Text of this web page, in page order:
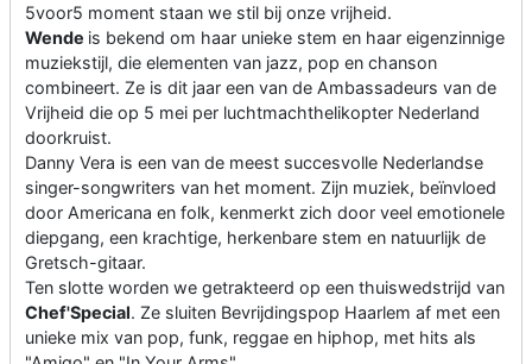
5voor5 moment staan we stil bij onze vrijheid.
Wende is bekend om haar unieke stem en haar eigenzinnige
muziekstijl, die elementen van jazz, pop en chanson
combineert. Ze is dit jaar een van de Ambassadeurs van de
Vrijheid die op 5 mei per luchtmachthelikopter Nederland
doorkruist.
Danny Vera is een van de meest succesvolle Nederlandse
singer-songwriters van het moment. Zijn muziek, beïnvloed
door Americana en folk, kenmerkt zich door veel emotionele
diepgang, een krachtige, herkenbare stem en natuurlijk de
Gretsch-gitaar.
Ten slotte worden we getrakteerd op een thuiswedstrijd van
Chef'Special. Ze sluiten Bevrijdingspop Haarlem af met een
unieke mix van pop, funk, reggae en hiphop, met hits als